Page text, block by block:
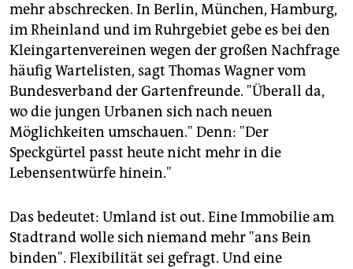
mehr abschrecken. In Berlin, München, Hamburg,
im Rheinland und im Ruhrgebiet gebe es bei den
Kleingartenvereinen wegen der großen Nachfrage
häufig Wartelisten, sagt Thomas Wagner vom
Bundesverband der Gartenfreunde. "Überall da,
wo die jungen Urbanen sich nach neuen
Möglichkeiten umschauen." Denn: "Der
Speckgürtel passt heute nicht mehr in die
Lebensentwürfe hinein."
Das bedeutet: Umland ist out. Eine Immobilie am
Stadtrand wolle sich niemand mehr "ans Bein
binden". Flexibilität sei gefragt. Und eine